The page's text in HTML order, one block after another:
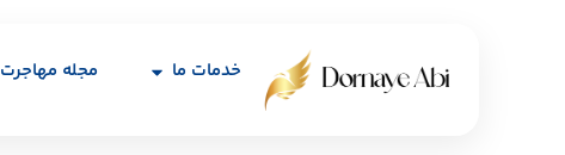
خدمات ما مجله مهاجرت